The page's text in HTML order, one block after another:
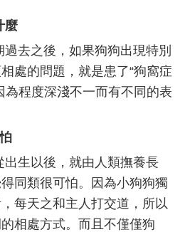
麼
之後，如果狗狗出現特別
處的問題，就是患了“狗窩症
為程度深淺不一而有不同的表
以後，就由人類撫養長
同類很可怕。因為小狗狗獨
每天之和主人打交道，所以
相處方式。而且不僅僅狗